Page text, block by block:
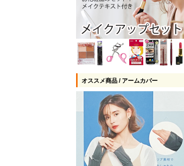
オススメ商品 / アームカバー